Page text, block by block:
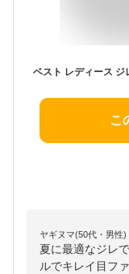
こ
ヤギヌマ(50代・男性)
夏に最適なジレ
ルでキレイ目フ